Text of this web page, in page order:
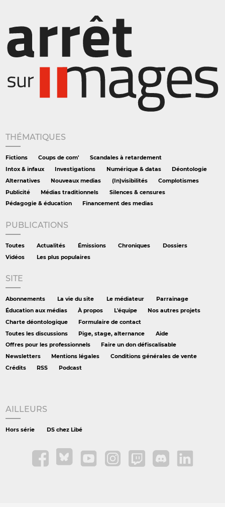
THÉMATIQUES
Fictions Coups de com'
Scandales à retardement
Intox & infaux
Investigations Numérique & datas
Déontologie
Alternatives
Nouveaux medias (In)visibilités
Complotismes
Publicité
Médias traditionnels
Silences & censures
Pédagogie & éducation
Financement des medias
PUBLICATIONS
Toutes Actualités Émissions Chroniques
Dossiers
Vidéos
Les plus populaires
SITE
Abonnements La vie du site Le médiateur
Parrainage
Éducation aux médias
À propos L'équipe
Nos autres projets
Charte déontologique
Formulaire de contact
Toutes les discussions
Pige, stage, alternance
Aide
Offres pour les professionnels
Faire un don défiscalisable
Newsletters
Mentions légales
Conditions générales de vente
Crédits
RSS Podcast
AILLEURS
Hors série DS chez Libé